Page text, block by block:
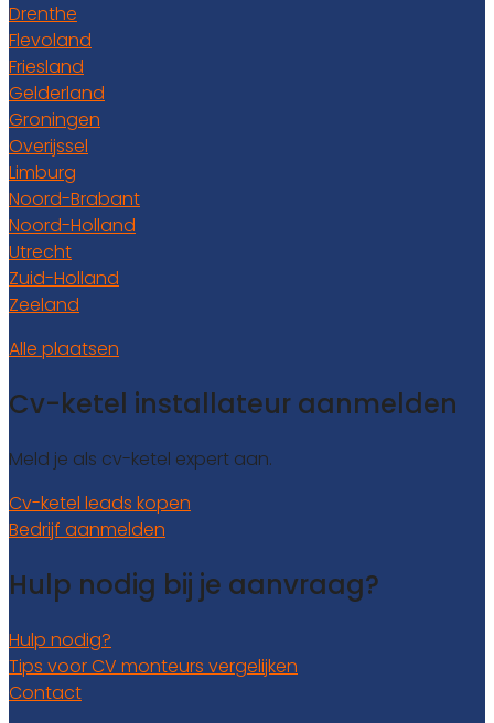
Drenthe
Flevoland
Friesland
Gelderland
Groningen
Overijssel
Limburg
Noord-Brabant
Noord-Holland
Utrecht
Zuid-Holland
Zeeland
Alle plaatsen
Cv-ketel installateur aanmelden
Meld je als cv-ketel expert aan.
Cv-ketel leads kopen
Bedrijf aanmelden
Hulp nodig bij je aanvraag?
Hulp nodig?
Tips voor CV monteurs vergelijken
Contact